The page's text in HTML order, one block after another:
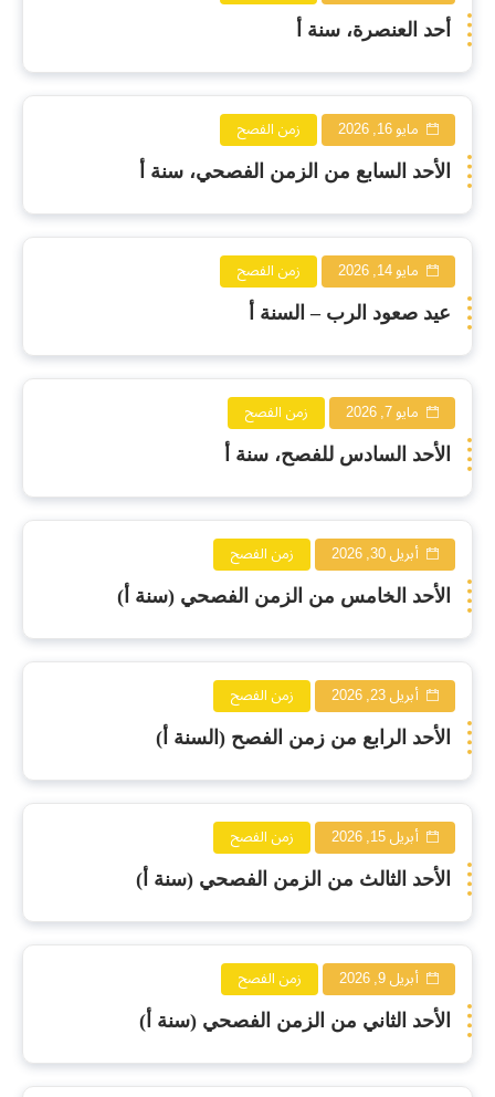
أحد العنصرة، سنة أ
مايو 16, 2026 زمن الفصح
الأحد السابع من الزمن الفصحي، سنة أ
مايو 14, 2026 زمن الفصح
عيد صعود الرب – السنة أ
مايو 7, 2026 زمن الفصح
الأحد السادس للفصح، سنة أ
أبريل 30, 2026 زمن الفصح
الأحد الخامس من الزمن الفصحي (سنة أ)
أبريل 23, 2026 زمن الفصح
الأحد الرابع من زمن الفصح (السنة أ)
أبريل 15, 2026 زمن الفصح
الأحد الثالث من الزمن الفصحي (سنة أ)
أبريل 9, 2026 زمن الفصح
الأحد الثاني من الزمن الفصحي (سنة أ)